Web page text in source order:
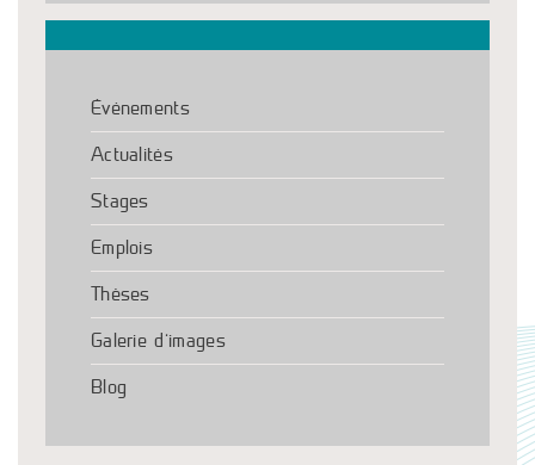
Événements
Actualités
Stages
Emplois
Thèses
Galerie d’images
Blog